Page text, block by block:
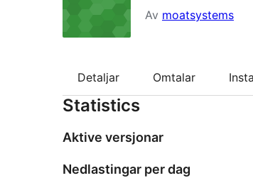
Av moatsystems
Detaljar Omtalar
Statistics
Aktive versjonar
Nedlastingar per dag